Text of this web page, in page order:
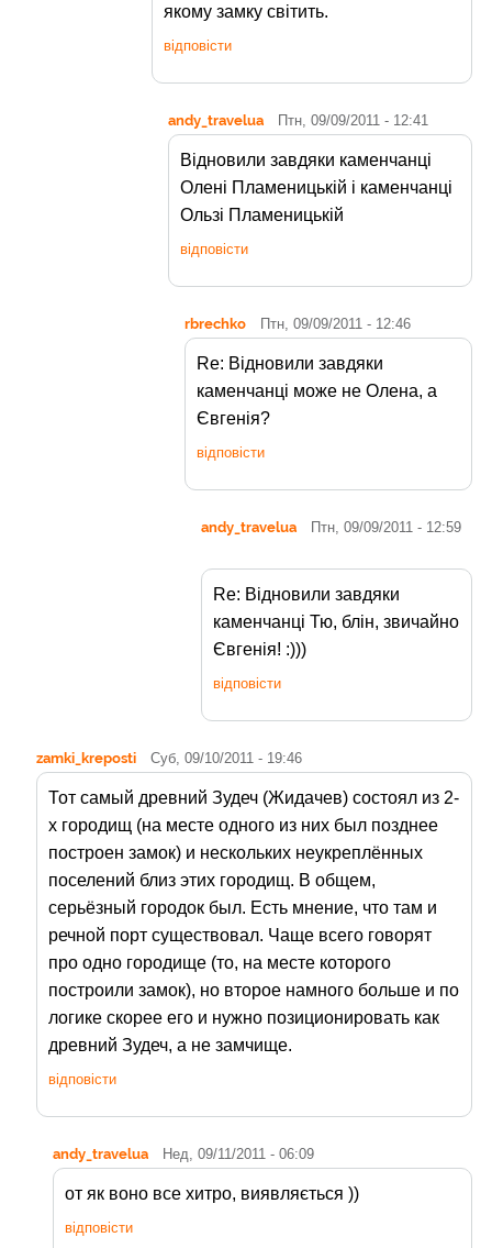
якому замку світить.
відповісти
andy_travelua Птн, 09/09/2011 - 12:41
Відновили завдяки каменчанці
Олені Пламеницькій і каменчанці
Ользі Пламеницькій
відповісти
rbrechko Птн, 09/09/2011 - 12:46
Re: Відновили завдяки
каменчанці може не Олена, а
Євгенія?
відповісти
andy_travelua Птн, 09/09/2011 - 12:59
Re: Відновили завдяки
каменчанці Тю, блін, звичайно
Євгенія! :)))
відповісти
zamki_kreposti Суб, 09/10/2011 - 19:46
Тот самый древний Зудеч (Жидачев) состоял из 2-
х городищ (на месте одного из них был позднее
построен замок) и нескольких неукреплённых
поселений близ этих городищ. В общем,
серьёзный городок был. Есть мнение, что там и
речной порт существовал. Чаще всего говорят
про одно городище (то, на месте которого
построили замок), но второе намного больше и по
логике скорее его и нужно позиционировать как
древний Зудеч, а не замчище.
відповісти
andy_travelua Нед, 09/11/2011 - 06:09
от як воно все хитро, виявляється ))
відповісти